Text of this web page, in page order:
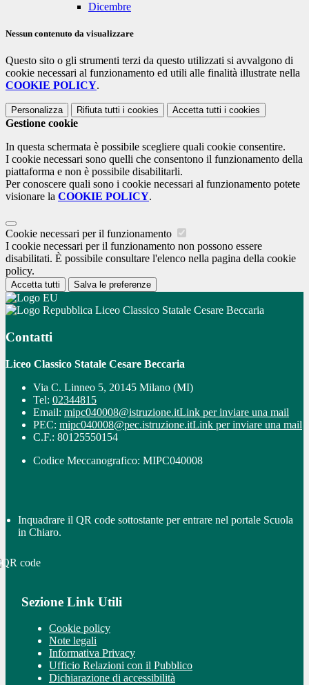
Dicembre
Nessun contenuto da visualizzare
Questo sito o gli strumenti terzi da questo utilizzati si avvalgono di
cookie necessari al funzionamento ed utili alle finalità illustrate nella
COOKIE POLICY.
Personalizza Rifiuta tutti i cookies Accetta tutti i cookies
Gestione cookie
In questa schermata è possibile scegliere quali cookie consentire.
I cookie necessari sono quelli che consentono il funzionamento della
piattaforma e non è possibile disabilitarli.
Per conoscere quali sono i cookie necessari al funzionamento potete
visionare la COOKIE POLICY.
Cookie necessari per il funzionamento
I cookie necessari per il funzionamento non possono essere
disabilitati. È possibile consultare l'elenco nella pagina della cookie
policy.
Accetta tutti Salva le preferenze
Liceo Classico Statale Cesare Beccaria
Contatti
Liceo Classico Statale Cesare Beccaria
Via C. Linneo 5, 20145 Milano (MI)
Tel: 02344815
Email: mipc040008@istruzione.itLink per inviare una mail
PEC: mipc040008@pec.istruzione.itLink per inviare una mail
C.F.: 80125550154
Codice Meccanografico: MIPC040008
Inquadrare il QR code sottostante per entrare nel portale Scuola
in Chiaro.
Sezione Link Utili
Cookie policy
Note legali
Informativa Privacy
Ufficio Relazioni con il Pubblico
Dichiarazione di accessibilità